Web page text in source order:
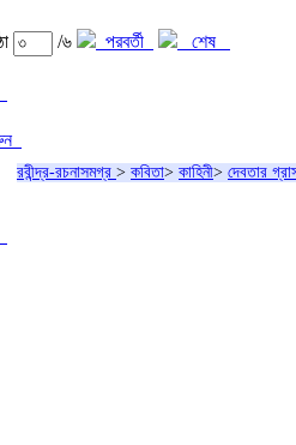
/৬ পরবর্তী
শেষ
রবীন্দ্র-রচনাসমগ্র > কবিতা> কাহিনী> দেবতার